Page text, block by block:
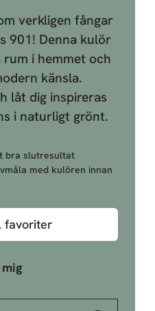
verkligen fångar
901! Denna kulör
i hemmet och
känsla.
låt dig inspireras
i naturligt grönt.
bra slutresultat
med kulören innan
favoriter